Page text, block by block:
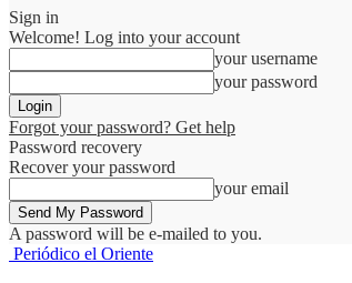
Sign in
Welcome! Log into your account
your username
your password
Forgot your password? Get help
Password recovery
Recover your password
your email
A password will be e-mailed to you.
Periódico el Oriente